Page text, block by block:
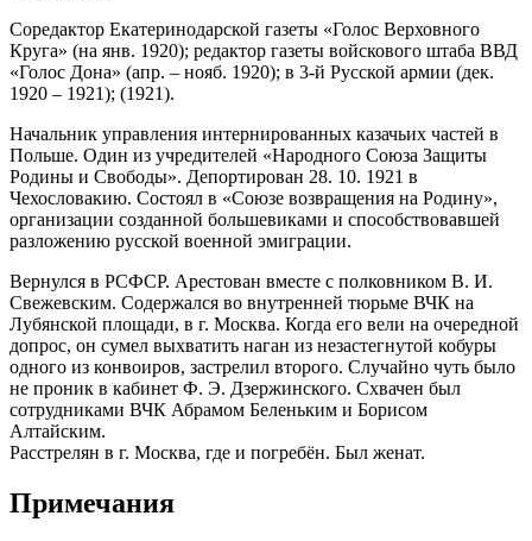
Соредактор Екатеринодарской газеты «Голос Верховного
Круга» (на янв. 1920); редактор газеты войскового штаба ВВД
«Голос Дона» (апр. – нояб. 1920); в 3-й Русской армии (дек.
1920 – 1921); (1921).
Начальник управления интернированных казачьих частей в
Польше. Один из учредителей «Народного Союза Защиты
Родины и Свободы». Депортирован 28. 10. 1921 в
Чехословакию. Состоял в «Союзе возвращения на Родину»,
организации созданной большевиками и способствовавшей
разложению русской военной эмиграции.
Вернулся в РСФСР. Арестован вместе с полковником В. И.
Свежевским. Содержался во внутренней тюрьме ВЧК на
Лубянской площади, в г. Москва. Когда его вели на очередной
допрос, он сумел выхватить наган из незастегнутой кобуры
одного из конвоиров, застрелил второго. Случайно чуть было
не проник в кабинет Ф. Э. Дзержинского. Схвачен был
сотрудниками ВЧК Абрамом Беленьким и Борисом
Алтайским.
Расстрелян в г. Москва, где и погребён. Был женат.
Примечания